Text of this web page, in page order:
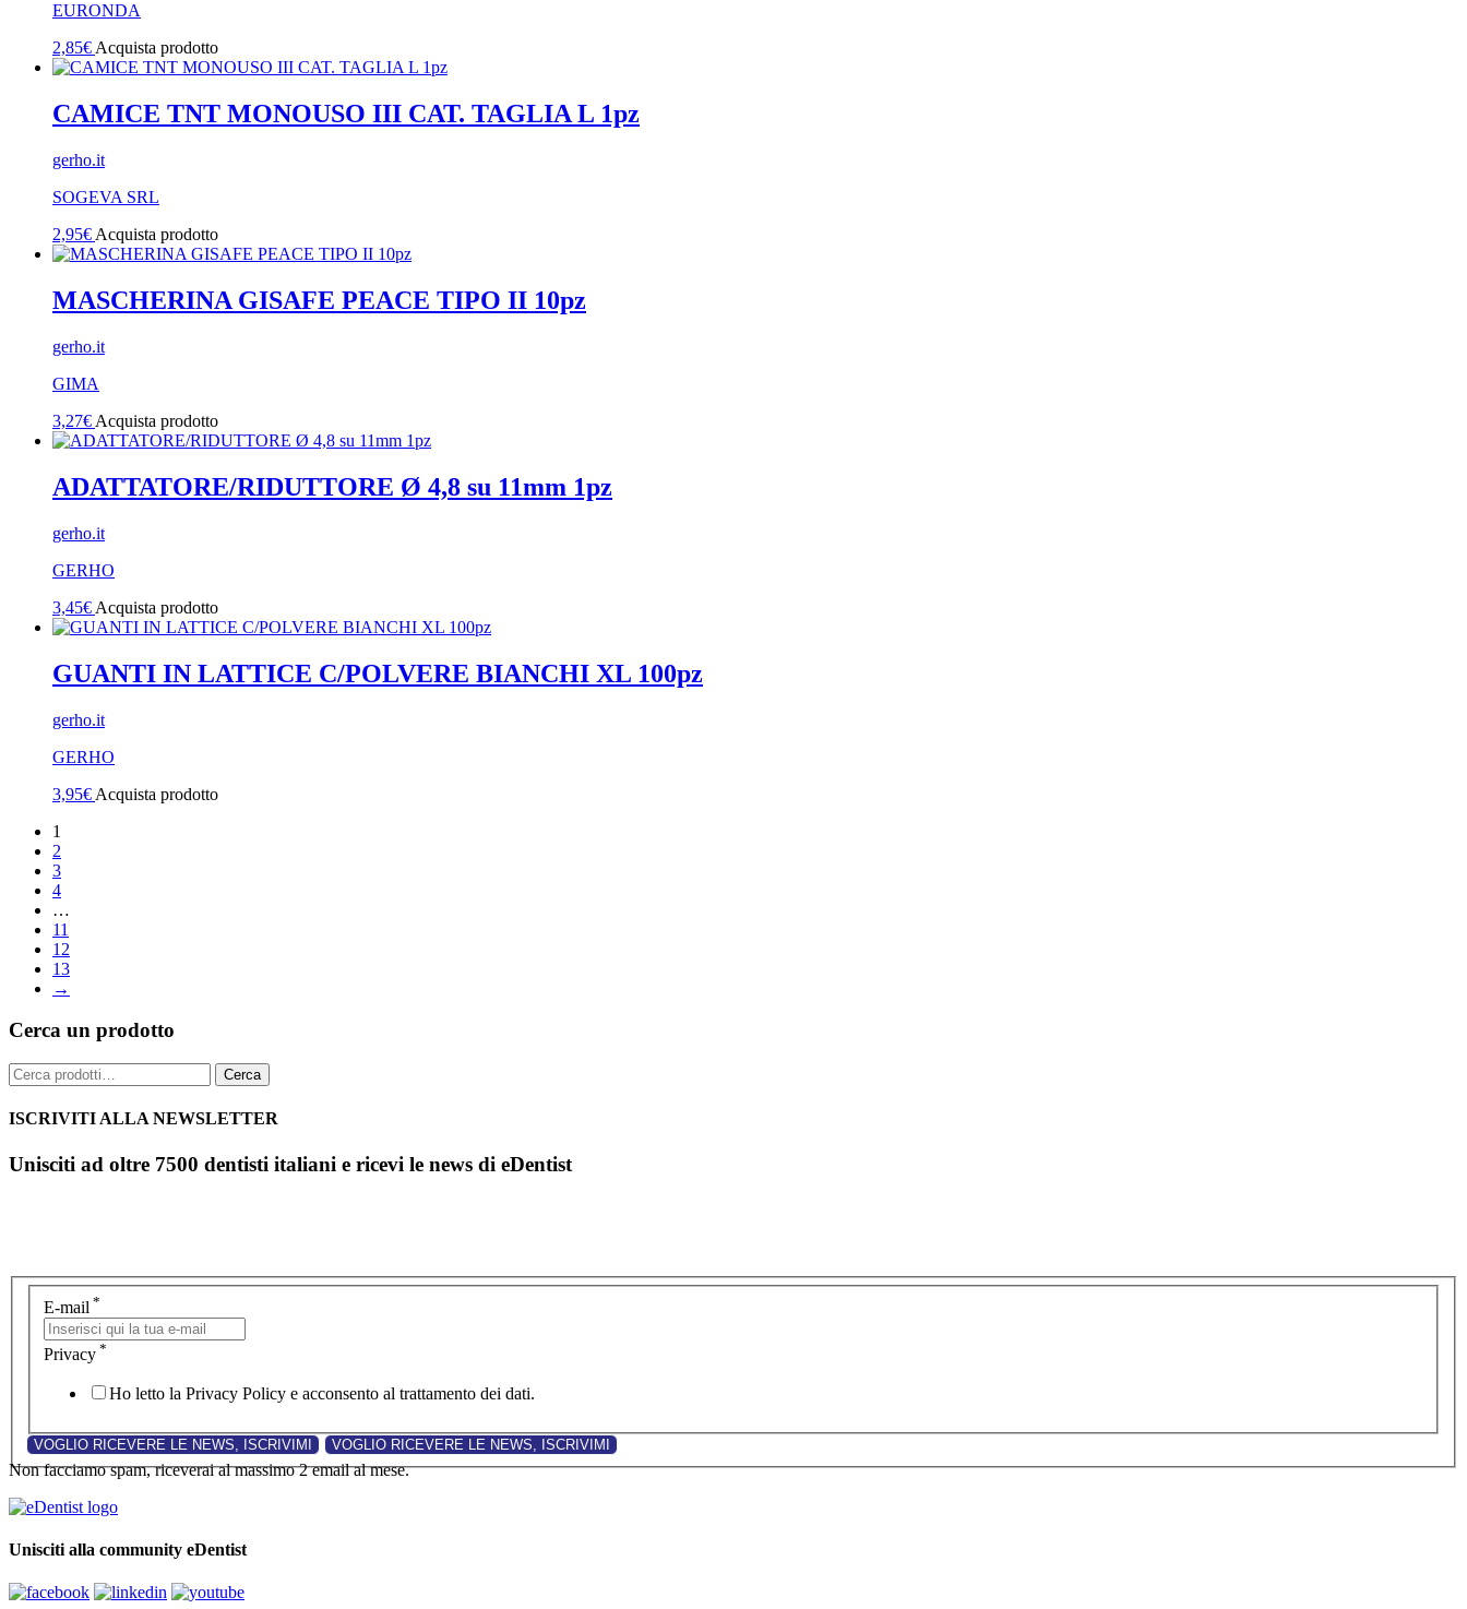
EURONDA
2,85€ Acquista prodotto
CAMICE TNT MONOUSO III CAT. TAGLIA L 1pz
gerho.it
SOGEVA SRL
2,95€ Acquista prodotto
MASCHERINA GISAFE PEACE TIPO II 10pz
gerho.it
GIMA
3,27€ Acquista prodotto
ADATTATORE/RIDUTTORE Ø 4,8 su 11mm 1pz
gerho.it
GERHO
3,45€ Acquista prodotto
GUANTI IN LATTICE C/POLVERE BIANCHI XL 100pz
gerho.it
GERHO
3,95€ Acquista prodotto
1
2
3
4
…
11
12
13
→
Cerca un prodotto
Cerca: Cerca
ISCRIVITI ALLA NEWSLETTER
Unisciti ad oltre 7500 dentisti italiani e ricevi le news di eDentist
E-mail *
Privacy *
Ho letto la Privacy Policy e acconsento al trattamento dei dati.
Non facciamo spam, riceverai al massimo 2 email al mese.
Unisciti alla community eDentist